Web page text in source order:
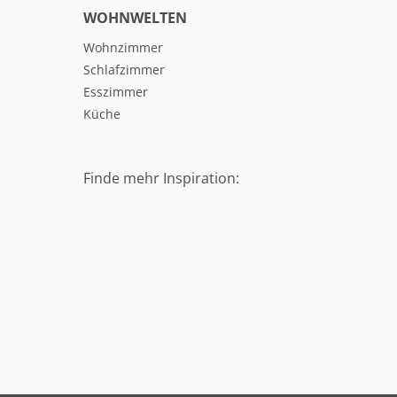
WOHNWELTEN
Wohnzimmer
Schlafzimmer
Esszimmer
Küche
Finde mehr Inspiration: